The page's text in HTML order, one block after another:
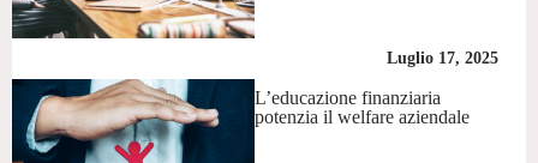
Luglio 17, 2025
L’educazione finanziaria
potenzia il welfare aziendale